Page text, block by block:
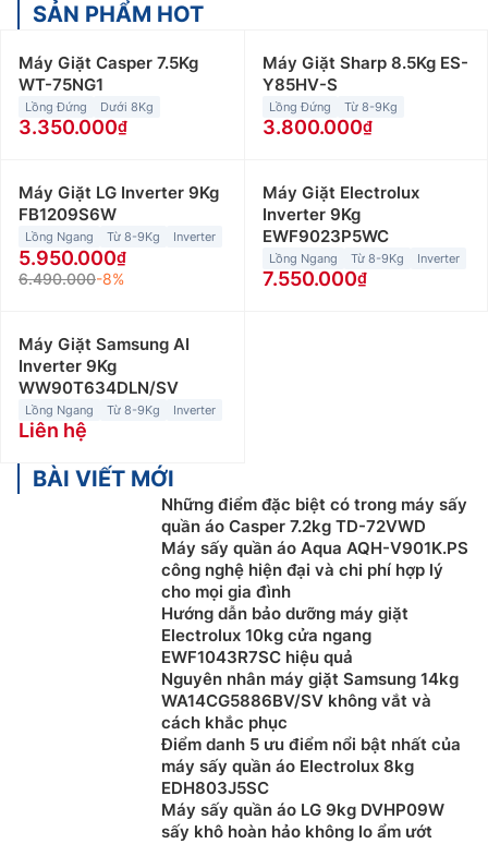
SẢN PHẨM HOT
Máy Giặt Casper 7.5Kg
WT-75NG1
Lồng Đứng Dưới 8Kg
3.350.000
Máy Giặt Sharp 8.5Kg ES-
Y85HV-S
Lồng Đứng Từ 8-9Kg
3.800.000
Máy Giặt LG Inverter 9Kg
FB1209S6W
Lồng Ngang Từ 8-9Kg Inverter
5.950.000
6.490.000-8%
Máy Giặt Electrolux
Inverter 9Kg
EWF9023P5WC
Lồng Ngang Từ 8-9Kg Inverter
7.550.000
Máy Giặt Samsung AI
Inverter 9Kg
WW90T634DLN/SV
Lồng Ngang Từ 8-9Kg Inverter
Liên hệ
BÀI VIẾT MỚI
Những điểm đặc biệt có trong máy sấy
quần áo Casper 7.2kg TD-72VWD
Máy sấy quần áo Aqua AQH-V901K.PS
công nghệ hiện đại và chi phí hợp lý
cho mọi gia đình
Hướng dẫn bảo dưỡng máy giặt
Electrolux 10kg cửa ngang
EWF1043R7SC hiệu quả
Nguyên nhân máy giặt Samsung 14kg
WA14CG5886BV/SV không vắt và
cách khắc phục
Điểm danh 5 ưu điểm nổi bật nhất của
máy sấy quần áo Electrolux 8kg
EDH803J5SC
Máy sấy quần áo LG 9kg DVHP09W
sấy khô hoàn hảo không lo ẩm ướt